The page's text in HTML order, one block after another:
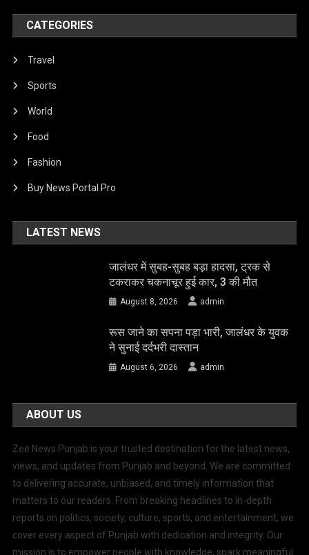
CATEGORIES
Travel
Sports
World
Food
Fashion
Buy News Portal Pro
LATEST NEWS
जालंधर में सुबह-सुबह बड़ा हादसा, ट्रक से
टकराकर चकनाचूर हुई कार, 3 की मौत
August 8, 2026 admin
रूस जाने का सपना पड़ा भारी, जालंधर के युवक
ने सुनाई दर्दभरी दास्तान
August 6, 2026 admin
ABOUT US
Zee News Punjab is your trusted destination for the latest news,
views, and updates from Punjab and beyond. We are committed
to delivering accurate, unbiased, and timely information that
matters to our readers. From breaking headlines to in-depth
reports on politics, society, culture, sports, and entertainment, we
cover every aspect of Punjab with dedication and integrity. Our
mission is to empower people with knowledge, spark meaningful